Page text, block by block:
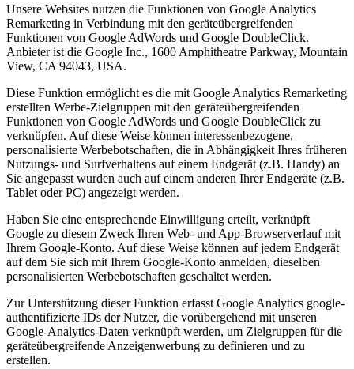
Unsere Websites nutzen die Funktionen von Google Analytics
Remarketing in Verbindung mit den geräteübergreifenden
Funktionen von Google AdWords und Google DoubleClick.
Anbieter ist die Google Inc., 1600 Amphitheatre Parkway, Mountain
View, CA 94043, USA.
Diese Funktion ermöglicht es die mit Google Analytics Remarketing
erstellten Werbe-Zielgruppen mit den geräteübergreifenden
Funktionen von Google AdWords und Google DoubleClick zu
verknüpfen. Auf diese Weise können interessenbezogene,
personalisierte Werbebotschaften, die in Abhängigkeit Ihres früheren
Nutzungs- und Surfverhaltens auf einem Endgerät (z.B. Handy) an
Sie angepasst wurden auch auf einem anderen Ihrer Endgeräte (z.B.
Tablet oder PC) angezeigt werden.
Haben Sie eine entsprechende Einwilligung erteilt, verknüpft
Google zu diesem Zweck Ihren Web- und App-Browserverlauf mit
Ihrem Google-Konto. Auf diese Weise können auf jedem Endgerät
auf dem Sie sich mit Ihrem Google-Konto anmelden, dieselben
personalisierten Werbebotschaften geschaltet werden.
Zur Unterstützung dieser Funktion erfasst Google Analytics google-
authentifizierte IDs der Nutzer, die vorübergehend mit unseren
Google-Analytics-Daten verknüpft werden, um Zielgruppen für die
geräteübergreifende Anzeigenwerbung zu definieren und zu
erstellen.